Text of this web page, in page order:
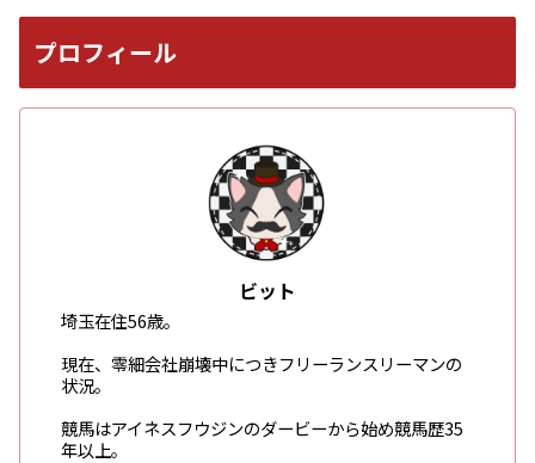
プロフィール
ビット
埼玉在住56歳。
現在、零細会社崩壊中につきフリーランスリーマンの
状況。
競馬はアイネスフウジンのダービーから始め競馬歴35
年以上。